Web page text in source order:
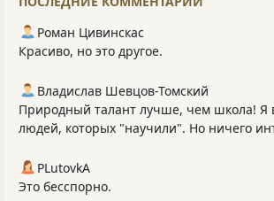
Роман Цивинскас
Красиво, но это другое.
Владислав Шевцов-Томский
Природный талант лучше, чем школа! Я
людей, которых "научили". Но ничего
PLutоvkА
Это бесспорно.